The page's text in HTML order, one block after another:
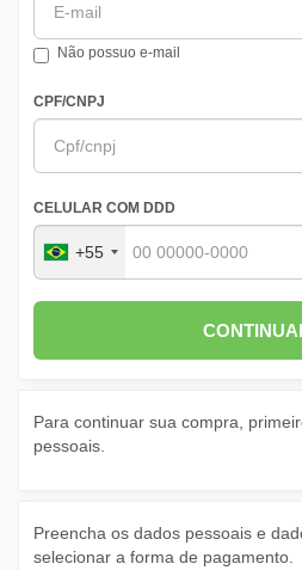
Não possuo e-mail
CPF/CNPJ
CELULAR COM DDD
+55
Para continuar sua compra,
pessoais.
Preencha os dados pessoais e
selecionar a forma de pagamento.